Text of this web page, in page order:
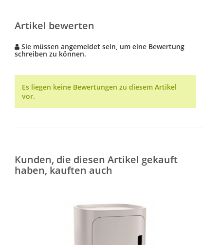
Artikel bewerten
Sie müssen angemeldet sein, um eine Bewertung
schreiben zu können.
Es liegen keine Bewertungen zu diesem Artikel
vor.
Kunden, die diesen Artikel gekauft
haben, kauften auch